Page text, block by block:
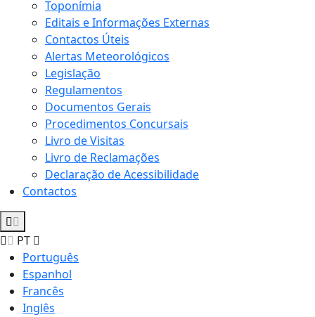
Toponímia
Editais e Informações Externas
Contactos Úteis
Alertas Meteorológicos
Legislação
Regulamentos
Documentos Gerais
Procedimentos Concursais
Livro de Visitas
Livro de Reclamações
Declaração de Acessibilidade
Contactos
PT
Português
Espanhol
Francês
Inglês